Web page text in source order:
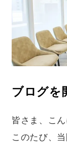
ブログを
皆さま、こ
このたび、